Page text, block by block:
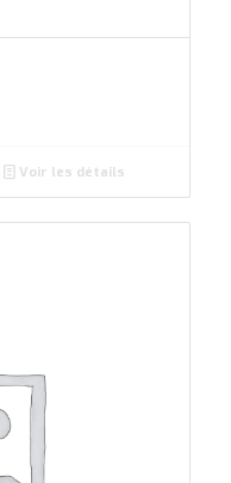
Voir les détails